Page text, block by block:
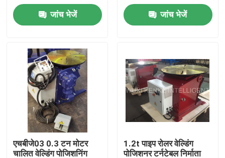
संपर्क करें
समाचार
मामलों
स्व संरेखित वेल्डिंग रोटेटर
पाइप वेल्डिंग रोटेटर
जांच भेजें जांच भेजें
एचबीजे03 0.3 टन मोटर
चालित वेल्डिंग पोजिशनिंग
1.2t पाइप रोलर वेल्डिंग
पोजिशनर टर्नटेबल निर्माता